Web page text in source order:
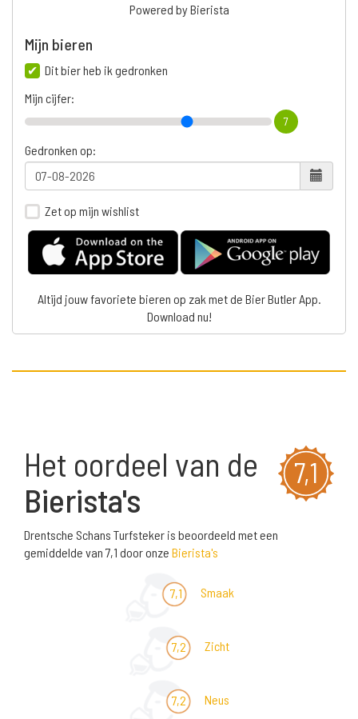
Powered by Bierista
Mijn bieren
Dit bier heb ik gedronken
Mijn cijfer:
7
Gedronken op:
Zet op mijn wishlist
Altijd jouw favoriete bieren op zak met de Bier Butler App.
Download nu!
7,1
Het oordeel van de
Bierista's
Drentsche Schans Turfsteker is beoordeeld met een
gemiddelde van 7,1 door onze Bierista's
7,1 Smaak
7,2 Zicht
7,2 Neus